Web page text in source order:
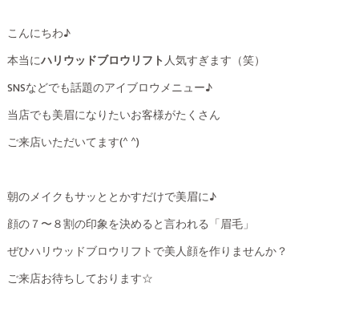
こんにちわ♪
本当にハリウッドブロウリフト人気すぎます（笑）
SNSなどでも話題のアイブロウメニュー♪
当店でも美眉になりたいお客様がたくさん
ご来店いただいてます(^ ^)
朝のメイクもサッととかすだけで美眉に♪
顔の７〜８割の印象を決めると言われる「眉毛」
ぜひハリウッドブロウリフトで美人顔を作りませんか？
ご来店お待ちしております☆